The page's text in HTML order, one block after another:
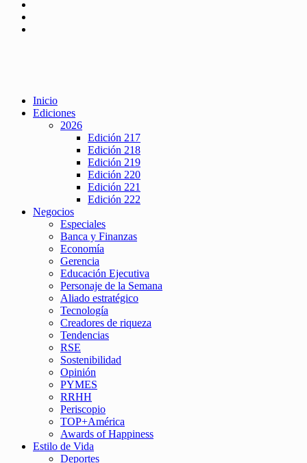
Inicio
Ediciones
2026
Edición 217
Edición 218
Edición 219
Edición 220
Edición 221
Edición 222
Negocios
Especiales
Banca y Finanzas
Economía
Gerencia
Educación Ejecutiva
Personaje de la Semana
Aliado estratégico
Tecnología
Creadores de riqueza
Tendencias
RSE
Sostenibilidad
Opinión
PYMES
RRHH
Periscopio
TOP+América
Awards of Happiness
Estilo de Vida
Deportes